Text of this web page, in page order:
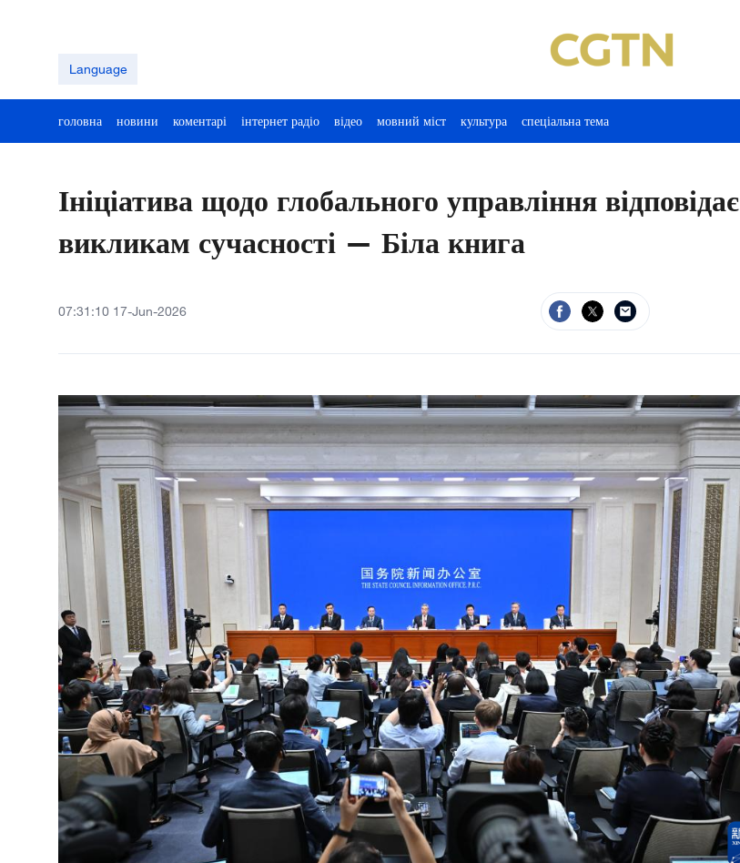
Language
головна новини коментарі інтернет радіо відео мовний міст культура спеціальна тема
Ініціатива щодо глобального управління відповідає
викликам сучасності — Біла книга
07:31:10 17-Jun-2026